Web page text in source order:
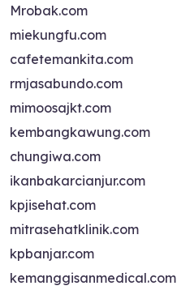
Mrobak.com
miekungfu.com
cafetemankita.com
rmjasabundo.com
mimoosajkt.com
kembangkawung.com
chungiwa.com
ikanbakarcianjur.com
kpjisehat.com
mitrasehatklinik.com
kpbanjar.com
kemanggisanmedical.com